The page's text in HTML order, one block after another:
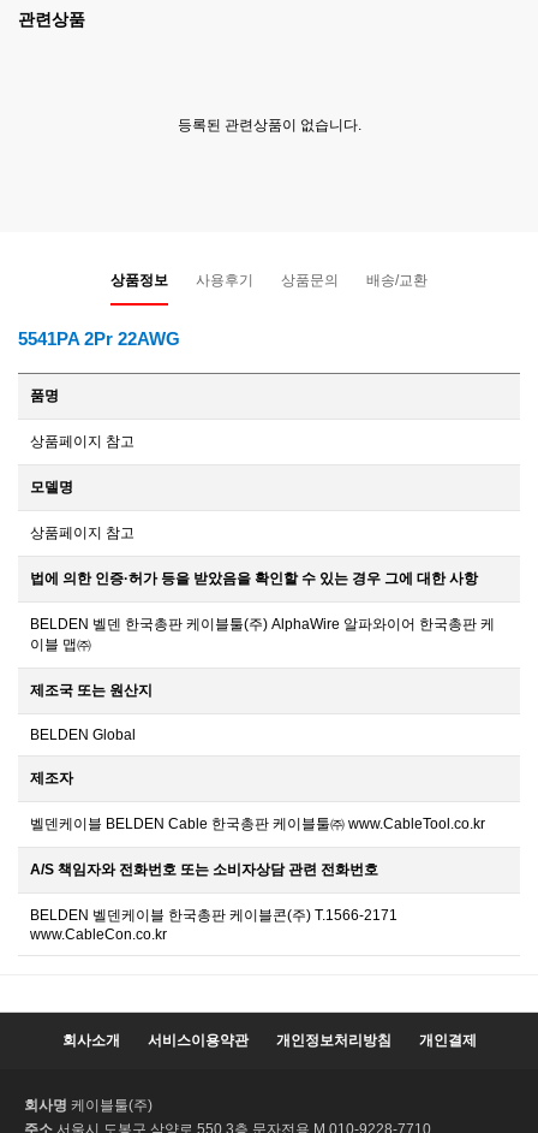
관련상품
등록된 관련상품이 없습니다.
상품정보 사용후기 상품문의 배송/교환
5541PA 2Pr 22AWG
품명
상품페이지 참고
모델명
상품페이지 참고
법에 의한 인증·허가 등을 받았음을 확인할 수 있는 경우 그에 대한 사항
BELDEN 벨덴 한국총판 케이블툴(주) AlphaWire 알파와이어 한국총판 케
이블 맵㈜
제조국 또는 원산지
BELDEN Global
제조자
벨덴케이블 BELDEN Cable 한국총판 케이블툴㈜ www.CableTool.co.kr
A/S 책임자와 전화번호 또는 소비자상담 관련 전화번호
BELDEN 벨덴케이블 한국총판 케이블콘(주) T.1566-2171
www.CableCon.co.kr
회사소개 서비스이용약관 개인정보처리방침 개인결제
회사명 케이블툴(주)
주소 서울시 도봉구 삼양로 550 3층 문자전용 M.010-9228-7710